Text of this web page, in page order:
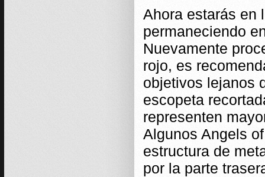
Ahora estarás en
permaneciendo
Nuevamente
rojo, es
objetivos lejanos
escopeta
representen
Algunos Angels
estructura de
por la parte